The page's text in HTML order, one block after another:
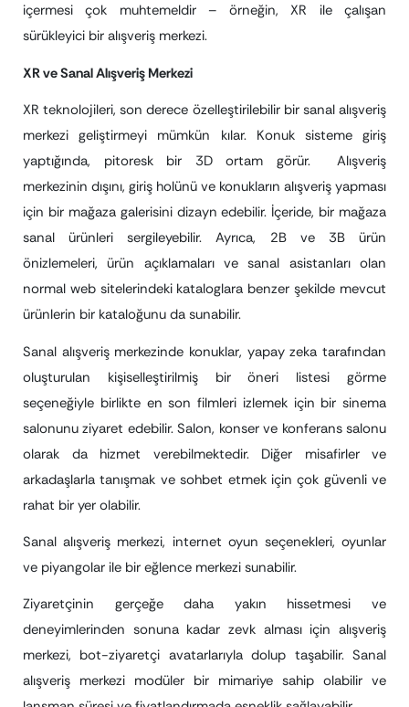
içermesi çok muhtemeldir – örneğin, XR ile çalışan
sürükleyici bir alışveriş merkezi.
XR ve Sanal Alışveriş Merkezi
XR teknolojileri, son derece özelleştirilebilir bir sanal alışveriş
merkezi geliştirmeyi mümkün kılar. Konuk sisteme giriş
yaptığında, pitoresk bir 3D ortam görür. Alışveriş
merkezinin dışını, giriş holünü ve konukların alışveriş yapması
için bir mağaza galerisini dizayn edebilir. İçeride, bir mağaza
sanal ürünleri sergileyebilir. Ayrıca, 2B ve 3B ürün
önizlemeleri, ürün açıklamaları ve sanal asistanları olan
normal web sitelerindeki kataloglara benzer şekilde mevcut
ürünlerin bir kataloğunu da sunabilir.
Sanal alışveriş merkezinde konuklar, yapay zeka tarafından
oluşturulan kişiselleştirilmiş bir öneri listesi görme
seçeneğiyle birlikte en son filmleri izlemek için bir sinema
salonunu ziyaret edebilir. Salon, konser ve konferans salonu
olarak da hizmet verebilmektedir. Diğer misafirler ve
arkadaşlarla tanışmak ve sohbet etmek için çok güvenli ve
rahat bir yer olabilir.
Sanal alışveriş merkezi, internet oyun seçenekleri, oyunlar
ve piyangolar ile bir eğlence merkezi sunabilir.
Ziyaretçinin gerçeğe daha yakın hissetmesi ve
deneyimlerinden sonuna kadar zevk alması için alışveriş
merkezi, bot-ziyaretçi avatarlarıyla dolup taşabilir. Sanal
alışveriş merkezi modüler bir mimariye sahip olabilir ve